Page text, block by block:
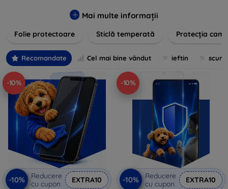
fabricate din materiale durabile și sunt ușor de aplicat,
Alegeți soluția care se potrivește cel mai bine nevoilor
dispozitivului. Asigurați-vă că investiția în tehnologie rămâne
intactă și arată ca nouă mult timp cu protecțiile de ecran din
oferta noastră.
Mai multe informații
Folie protectoare Sticlă temperată Protecția
Recomandate Cel mai bine vândut ieftin
-10%
-10%
Reducere
cu cupon
EXTRA10
-10%
-10%
Reducere
cu cupon
EXTRA10